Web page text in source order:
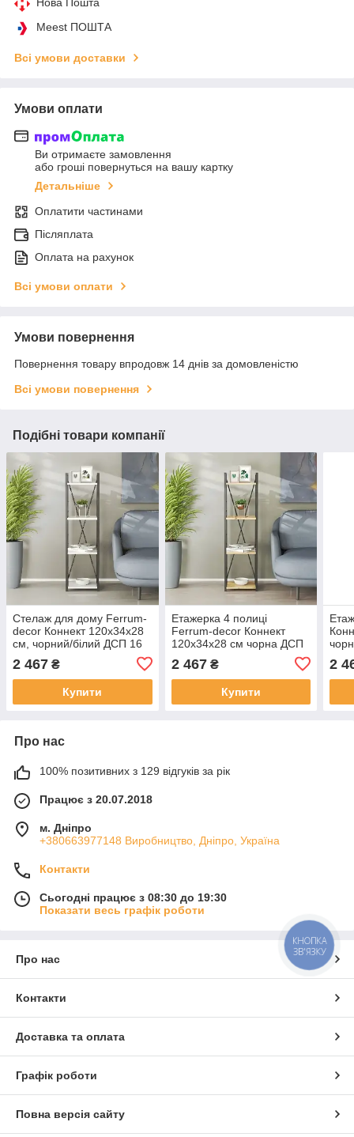
Meest ПОШТА
Всі умови доставки
Умови оплати
Ви отримаєте замовлення
або гроші повернуться на вашу картку
Детальніше
Оплатити частинами
Післяплата
Оплата на рахунок
Всі умови оплати
Умови повернення
Повернення товару впродовж 14 днів за домовленістю
Всі умови повернення
Подібні товари компанії
Стелаж для дому Ferrum-
decor Коннект 120x34x28
см, чорний/білий ДСП 16
2 467 ₴
Купити
Етажерка 4 полиці
Ferrum-decor Коннект
120x34x28 см чорна ДСП
104273)
2 467₴
Купити
2
Про нас
100% позитивних з 129 відгуків за рік
Працює з 20.07.2018
м. Дніпро
+380663977148 Виробництво, Дніпро, Україна
Контакти
Сьогодні працює з 08:30 до 19:30
Показати весь графік роботи
Про нас
Контакти
Доставка та оплата
Графік роботи
Повна версія сайту
КНОПКА
ЗВ'ЯЗКУ